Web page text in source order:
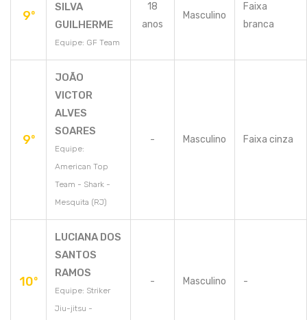
9º
SILVA
GUILHERME
Equipe: GF Team
18
anos
Masculino
Faixa
branca
9º
JOÃO
VICTOR
ALVES
SOARES
Equipe:
American Top
Team - Shark -
Mesquita (RJ)
- Masculino Faixa cinza
10º
LUCIANA DOS
SANTOS
RAMOS
Equipe: Striker
Jiu-jitsu -
- Masculino -